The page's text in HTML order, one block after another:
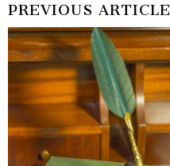
PREVIOUS ARTICLE